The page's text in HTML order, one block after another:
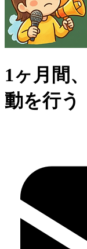
1ヶ月間
動を行う